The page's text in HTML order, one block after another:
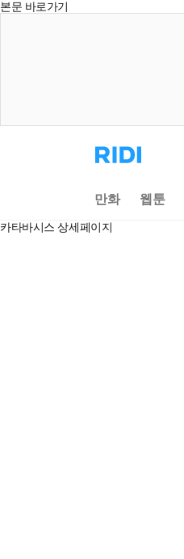
본문 바로가기
리
디
으
로
동
만화 웹툰
카타바시스 상세페이지